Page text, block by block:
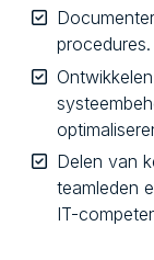
procedures.
Delen van
teamleden
IT-